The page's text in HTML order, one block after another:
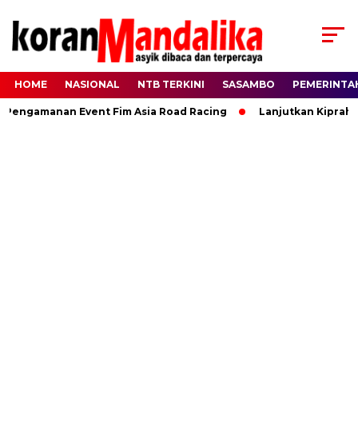
HOME NASIONAL NTB TERKINI SASAMBO
Event Fim Asia Road Racing Lanjutkan Kiprah